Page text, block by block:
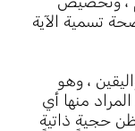
تسمية الآية
، وهو
منها أي
حجية ذاتية